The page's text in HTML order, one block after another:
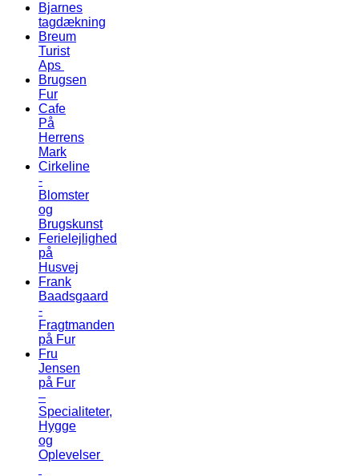
Bjarnes
tagdækning
Breum
Turist
Aps
Brugsen
Fur
Cafe
På
Herrens
Mark
Cirkeline
-
Blomster
og
Brugskunst
Ferielejlighed
på
Husvej
Frank
Baadsgaard
-
Fragtmanden
på Fur
Fru
Jensen
på Fur
–
Specialiteter,
Hygge
og
Oplevelser